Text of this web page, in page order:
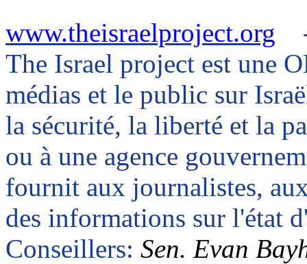
www.theisraelproject.org
The Israel project est une
médias et le public sur
la sécurité, la liberté et la
ou à une agence
fournit aux journalistes,
des informations sur l'état
Conseillers: Sen. Evan